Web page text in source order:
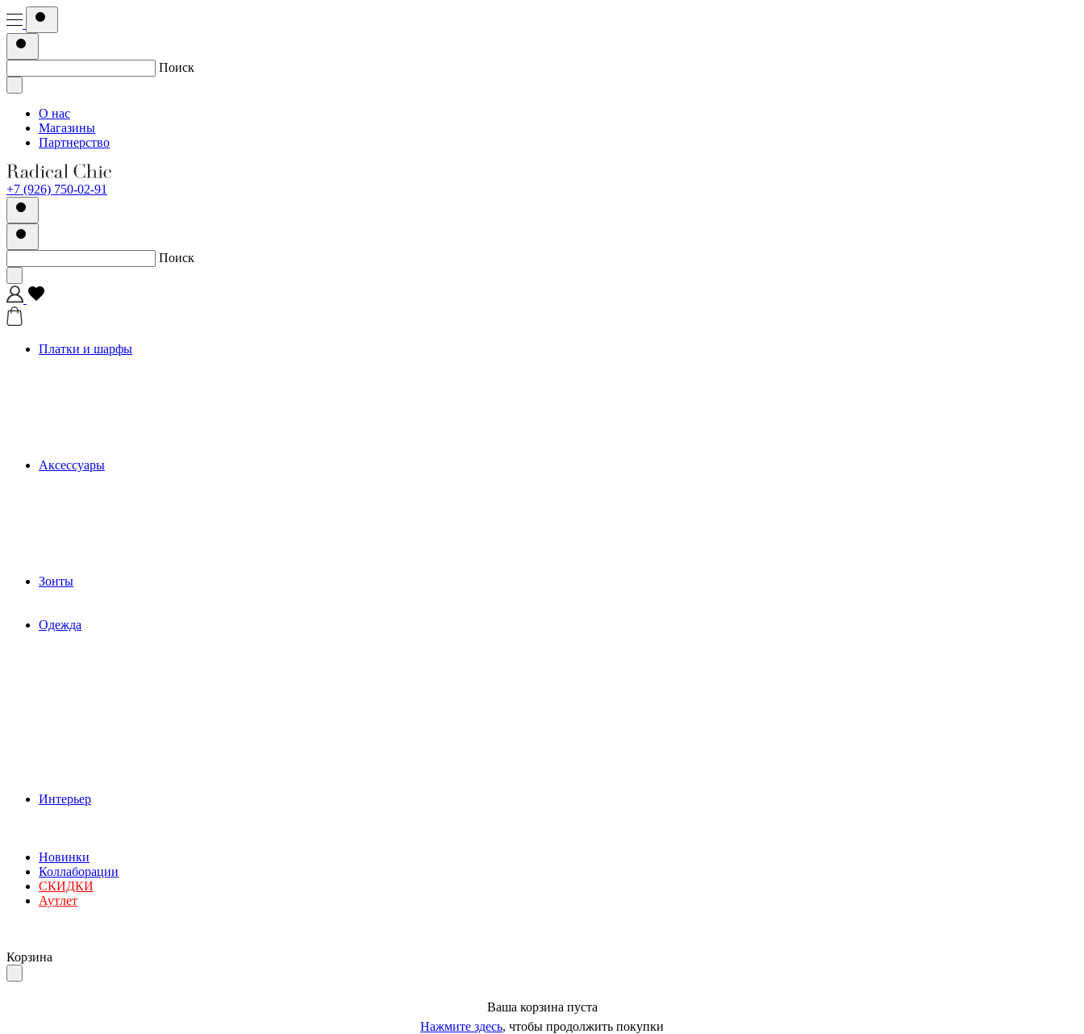
Поиск
О нас
Магазины
Партнерство
+7 (926) 750-02-91
Поиск
Платки и шарфы
Аксессуары
Зонты
Одежда
Интерьер
Новинки
Коллаборации
СКИДКИ
Аутлет
Корзина
Ваша корзина пуста
Нажмите здесь, чтобы продолжить покупки